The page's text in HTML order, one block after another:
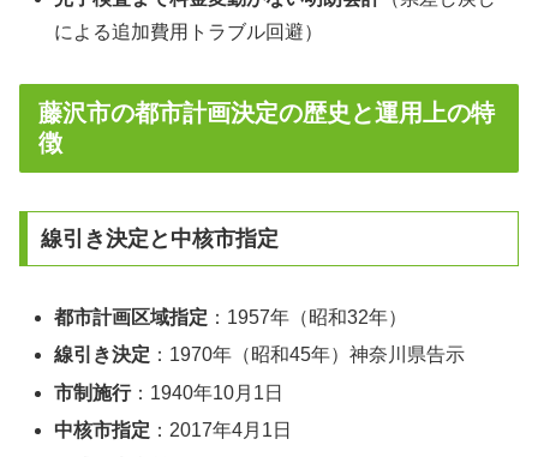
による追加費用トラブル回避）
藤沢市の都市計画決定の歴史と運用上の特
徴
線引き決定と中核市指定
都市計画区域指定 ：1957年（昭和32年）
線引き決定 ：1970年（昭和45年）神奈川県告示
市制施行：1940年10月1日
中核市指定 ：2017年4月1日